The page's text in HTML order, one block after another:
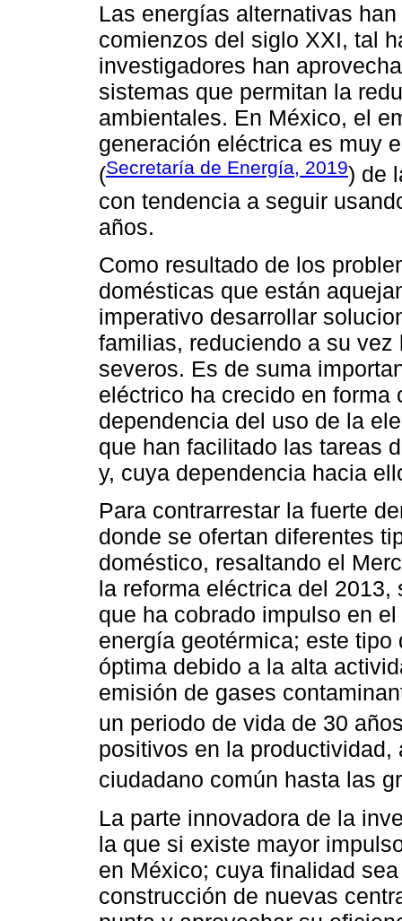
Las energías alternativas
comienzos del siglo XXI, tal
investigadores han
sistemas que permitan la
ambientales. En México, el
generación eléctrica es muy
(Secretaría de Energía, 2019) de
con tendencia a seguir
años.
Como resultado de los
domésticas que están
imperativo desarrollar
familias, reduciendo a su
severos. Es de suma
eléctrico ha crecido en
dependencia del uso de la
que han facilitado las tareas
y, cuya dependencia hacia
Para contrarrestar la fuerte
donde se ofertan diferentes
doméstico, resaltando el
la reforma eléctrica del
que ha cobrado impulso en
energía geotérmica; este
óptima debido a la alta
emisión de gases
un periodo de vida de 30
positivos en la
ciudadano común hasta las
La parte innovadora de la
la que si existe mayor
en México; cuya finalidad
construcción de nuevas